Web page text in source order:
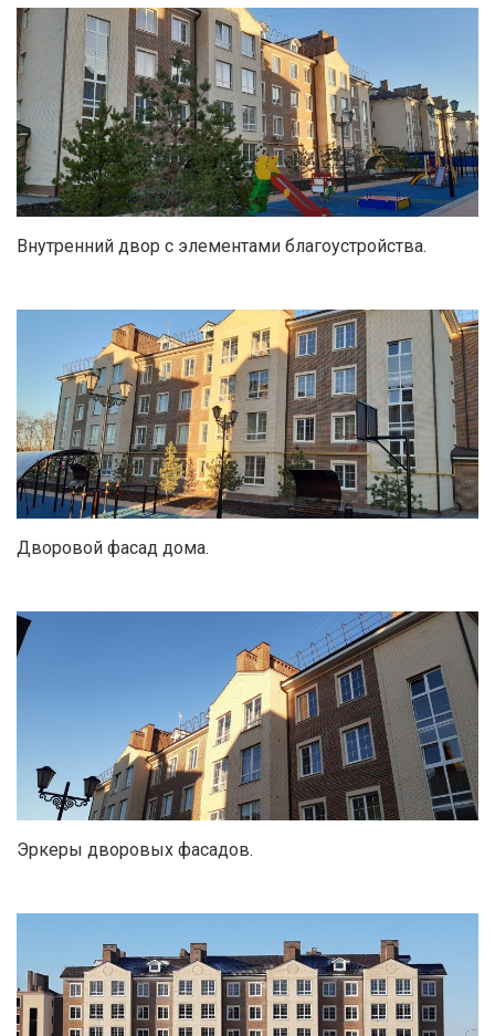
Внутренний двор с элементами благоустройства.
Дворовой фасад дома.
Эркеры дворовых фасадов.